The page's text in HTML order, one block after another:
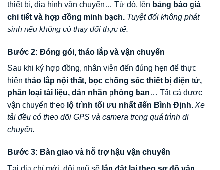
thiết bị, địa hình vận chuyển… Từ đó, lên bảng báo giá
chi tiết và hợp đồng minh bạch. Tuyệt đối không phát
sinh nếu không có thay đổi thực tế.
Bước 2: Đóng gói, tháo lắp và vận chuyển
Sau khi ký hợp đồng, nhân viên đến đúng hẹn để thực
hiện tháo lắp nội thất, bọc chống sốc thiết bị điện tử,
phân loại tài liệu, dán nhãn phòng ban… Tất cả được
vận chuyển theo lộ trình tối ưu nhất đến Bình Định. Xe
tải đều có theo dõi GPS và camera trong quá trình di
chuyển.
Bước 3: Bàn giao và hỗ trợ hậu vận chuyển
Tại địa chỉ mới, đội ngũ sẽ lắp đặt lại theo sơ đồ văn